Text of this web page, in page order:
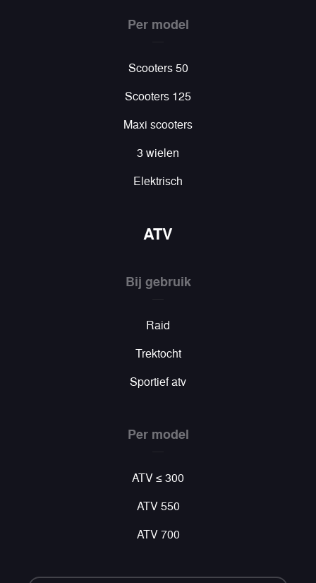
Per model
Scooters 50
Scooters 125
Maxi scooters
3 wielen
Elektrisch
ATV
Bij gebruik
Raid
Trektocht
Sportief atv
Per model
ATV ≤ 300
ATV 550
ATV 700